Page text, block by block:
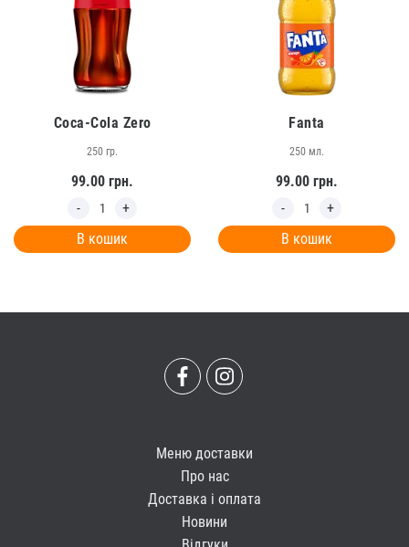
Coca-Cola Zero
250 гр.
99.00 грн.
В кошик
Fanta
250 мл.
99.00 грн.
В кошик
Меню доставки
Про нас
Доставка і оплата
Новини